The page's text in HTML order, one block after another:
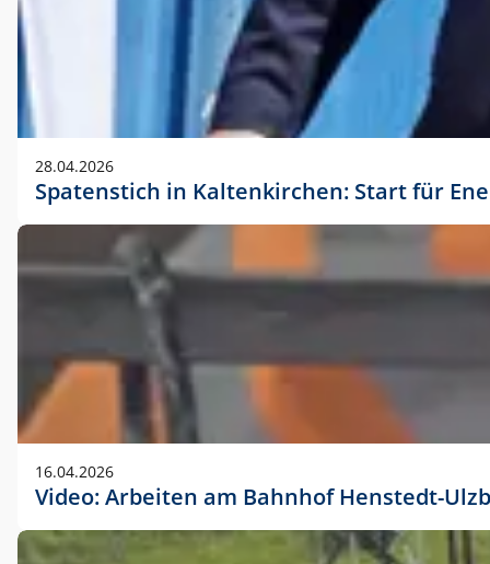
28.04.2026
Spatenstich in Kaltenkirchen: Start für
16.04.2026
Video: Arbeiten am Bahnhof Henstedt-